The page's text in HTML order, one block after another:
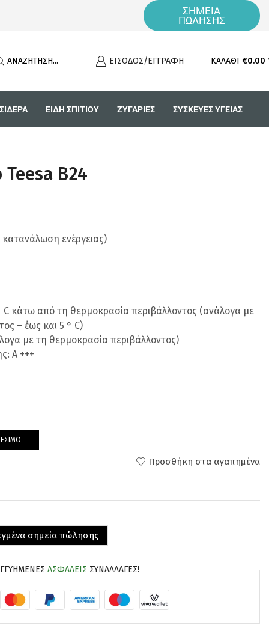
ΣΗΜΕΙΑ
ΠΩΛΗΣΗΣ
ΑΝΑΖΉΤΗΣΗ... ΕΊΣΟΔΟΣ/ΕΓΓΡΑΦΉ ΚΑΛΆΘΙ €0.00
ΕΊΔΗ ΣΠΙΤΙΟΎ ΖΥΓΑΡΙΕΣ ΣΥΣΚΕΥΕΣ ΥΓΕΙΑΣ
B24
κατανάλωση ενέργειας)
C κάτω από τη θερμοκρασία περιβάλλοντος (ανάλογα με
– έως και 5 ° C)
με τη θερμοκρασία περιβάλλοντος)
A +++
Προσθήκη στα αγαπημένα
σημεία πώλησης
ΑΣΦΑΛΕΊΣ ΣΥΝΑΛΛΑΓΈΣ!